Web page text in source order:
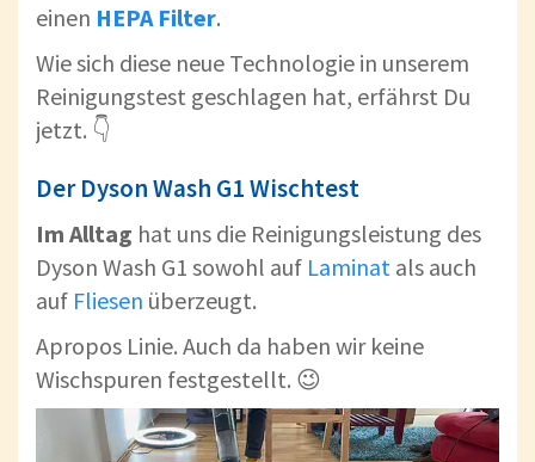
einen HEPA Filter.
Wie sich diese neue Technologie in unserem
Reinigungstest geschlagen hat, erfährst Du
jetzt. 👇
Der Dyson Wash G1 Wischtest
Im Alltag hat uns die Reinigungsleistung des
Dyson Wash G1 sowohl auf Laminat als auch
auf Fliesen überzeugt.
Apropos Linie. Auch da haben wir keine
Wischspuren festgestellt. 😉